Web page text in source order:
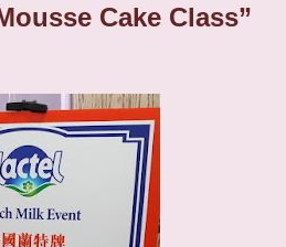
Cake Class”